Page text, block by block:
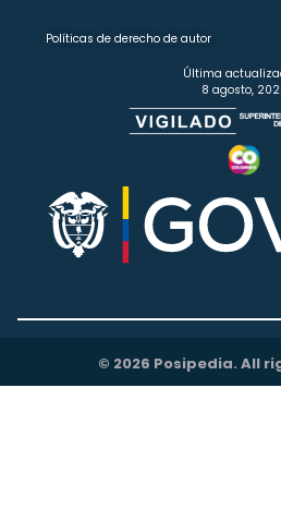
Políticas de derecho de autor
Última
8 agosto,
© 2026 Posipedia. All